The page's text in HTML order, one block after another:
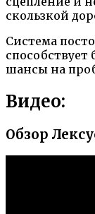
скользкой
Система
способствует
шансы на
Видео:
Обзор